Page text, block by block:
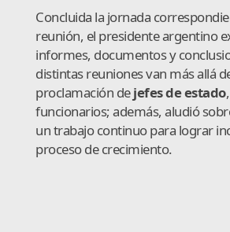
Concluida la jornada
reunión, el presidente argentino
informes, documentos y
distintas reuniones van más allá
proclamación dejefes de estado
funcionarios; además, aludió
un trabajo continuo para lograr
proceso de crecimiento.